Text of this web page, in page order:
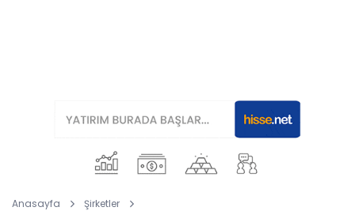
Anasayfa Şirketler